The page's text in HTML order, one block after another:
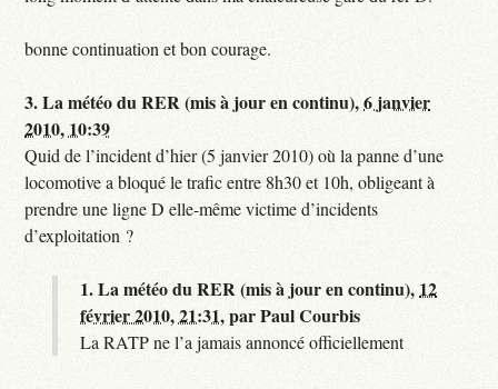
bonne continuation et bon courage.
3.La météo du RER (mis à jour en continu),6 janvier
2010, 10:39
Quid de l’incident d’hier (5 janvier 2010) où la panne d’une
locomotive a bloqué le trafic entre 8h30 et 10h, obligeant à
prendre une ligne D elle-même victime d’incidents
d’exploitation ?
1.La météo du RER (mis à jour en continu), 12
février 2010, 21:31,parPaul Courbis
La RATP ne l’a jamais annoncé officiellement